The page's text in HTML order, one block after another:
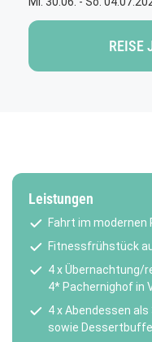
glitzernden Seen erleben
Seite. Genussvolle
charmante Orte machen
Erlebnis für alle
REISE
Leistungen
Fahrt im modernen
Fitnessfrühstück
4 x Übernachtung/
4* Pachernighof in
4 x Abendessen
sowie